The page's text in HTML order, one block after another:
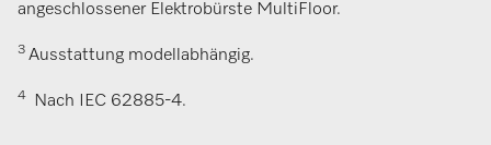
angeschlossener Elektrobürste MultiFloor.
3 Ausstattung modellabhängig.
4 Nach IEC 62885-4.